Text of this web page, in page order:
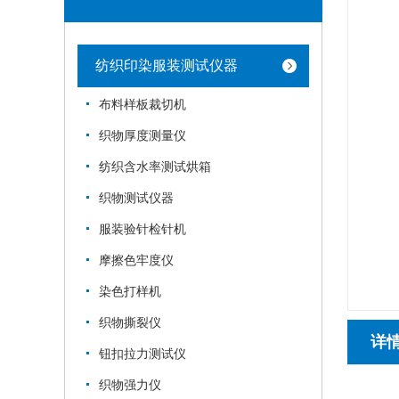
纺织印染服装测试仪器
布料样板裁切机
织物厚度测量仪
纺织含水率测试烘箱
织物测试仪器
服装验针检针机
摩擦色牢度仪
染色打样机
织物撕裂仪
钮扣拉力测试仪
织物强力仪
详